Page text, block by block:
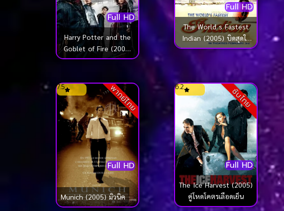
Full HD
Harry Potter and the
Goblet of Fire (2005)
แฮร์รี่ พอตเตอร์กับถ้วย
Full HD
The World s Fastest
Indian (2005) บิดสุดใจ
แรงเกินฝัน
พากย์ไทย
Full HD
7.5
Munich (2005) มิวนิค
ซับไทย
Full HD
6.2
The Ice Harvest (2005)
คู่โหดโคตรเลือดเย็น